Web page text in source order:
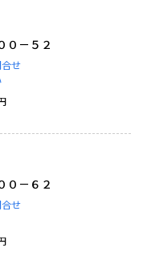
－５２
せ
－６２
せ